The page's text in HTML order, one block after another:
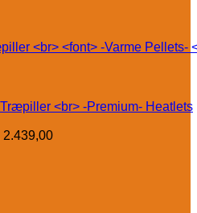
Heatlets
2.439,00